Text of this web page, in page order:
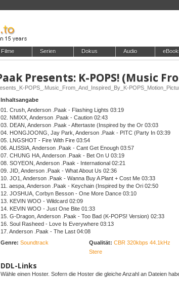
Filme Serien Dokus Audio
Inhaltsangabe
01. Crush, Anderson .Paak - Flashing Lights 03:19
02. NMIXX, Anderson .Paak - Caution 02:43
03. DEAN, Anderson .Paak - Aftertaste (Inspired by the Or 03:03
04. HONGJOONG, Jay Park, Anderson .Paak - PITC (Party In 03:39
05. LNGSHOT - Fire With Fire 03:54
06. ALISSIA, Anderson .Paak - Cant Get Enough 03:57
07. CHUNG HA, Anderson .Paak - Bet On U 03:19
08. SOYEON, Anderson .Paak - International 02:21
09. JID, Anderson .Paak - What About Us 02:36
10. JO1, Anderson .Paak - Wanna Buy A Plant + Cost Me 03:33
11. aespa, Anderson .Paak - Keychain (Inspired by the Ori 02:50
12. JOSHUA, Corbyn Besson - One More Dance 03:10
13. KEVIN WOO - Wildcard 02:09
14. KEVIN WOO - Just One Bite 01:33
15. G-Dragon, Anderson .Paak - Too Bad (K-POPS! Version) 02:33
16. Soul Rasheed - Love Is Everywhere 03:13
17. Anderson .Paak - The Last 04:08
Genre: Soundtrack Qualität: CBR 320kbps 44.1kHz
Stere
DDL-Links
Wähle einen Hoster. Sofern die Hoster die gleiche Anzahl an Dateien